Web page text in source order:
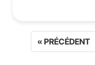
« PRÉCÉDENT